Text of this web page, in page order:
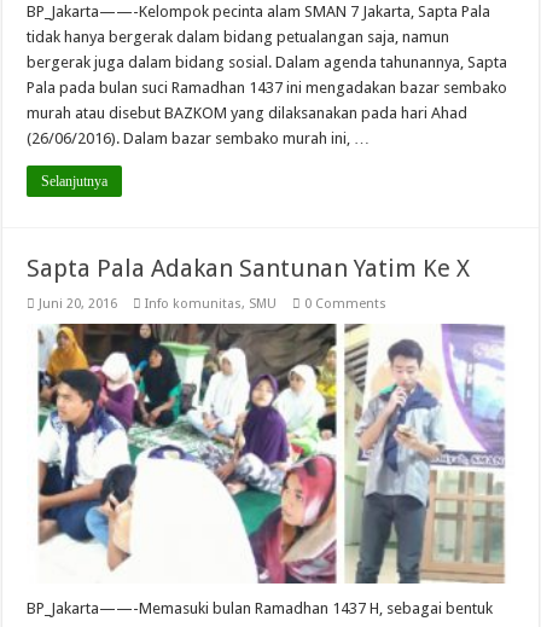
BP_Jakarta——-Kelompok pecinta alam SMAN 7 Jakarta, Sapta Pala
tidak hanya bergerak dalam bidang petualangan saja, namun
bergerak juga dalam bidang sosial. Dalam agenda tahunannya, Sapta
Pala pada bulan suci Ramadhan 1437 ini mengadakan bazar sembako
murah atau disebut BAZKOM yang dilaksanakan pada hari Ahad
(26/06/2016). Dalam bazar sembako murah ini, …
Selanjutnya
Sapta Pala Adakan Santunan Yatim Ke X
Juni 20, 2016 Info komunitas, SMU 0 Comments
BP_Jakarta——-Memasuki bulan Ramadhan 1437 H, sebagai bentuk